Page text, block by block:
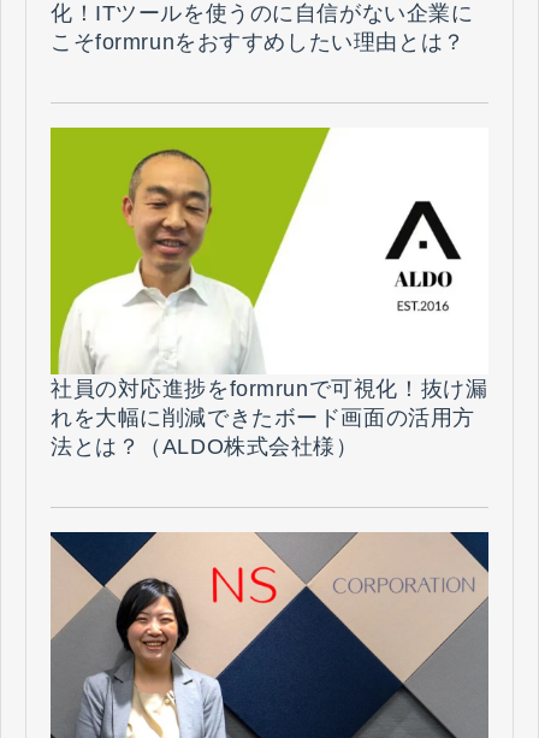
化！ITツールを使うのに自信がない企業に
こそformrunをおすすめしたい理由とは？
社員の対応進捗をformrunで可視化！抜け漏
れを大幅に削減できたボード画面の活用方
法とは？（ALDO株式会社様）